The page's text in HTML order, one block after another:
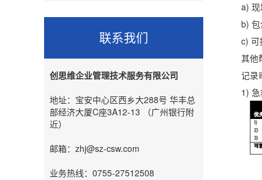
联系我们
创思维企业管理技术服务有限公司
地址：宝安中心区西乡大288号 华丰总
部经济大厦C座3A12-13 （广州银行附
近）
邮箱：zhj@sz-csw.com
业务热线：0755-27512508
a) 现场
b) 包含
c) 可提
其他帮
记录
1) 急救